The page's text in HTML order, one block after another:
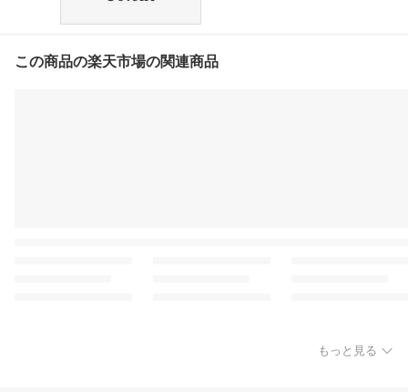
この商品の楽天市場の関連商品
もっと見る